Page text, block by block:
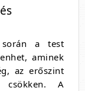
a test
aminek
az erőszint
A